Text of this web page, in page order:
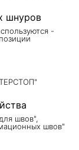
шнуров
-
швов",
швов"